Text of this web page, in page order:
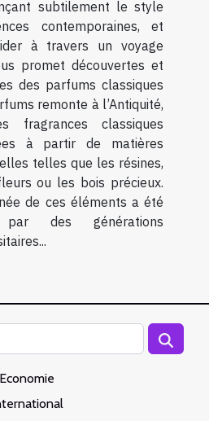
subtilement le style
contemporaines, et
à travers un voyage
promet découvertes et
des parfums classiques
remonte à l’Antiquité,
fragrances classiques
à partir de matières
telles que les résines,
ou les bois précieux.
de ces éléments a été
par des générations
Economie